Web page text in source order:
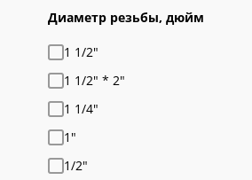
Диаметр резьбы, дюйм
1 1/2"
1 1/2" * 2"
1 1/4"
1"
1/2"